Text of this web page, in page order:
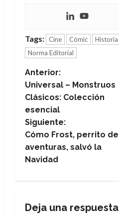
Tags: Cine Cómic
Historia
Norma Editorial
N
a
v
e
g
c
Anterior:
Universal – Monstruos
Clásicos: Colección
esencial
Siguiente:
Cómo Frost, perrito de
aventuras, salvó la
Navidad
Deja una respuesta